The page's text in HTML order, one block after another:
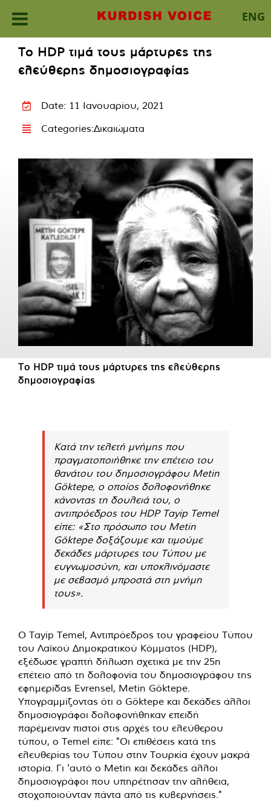
ENG
content
Το HDP τιμά τους μάρτυρες της
ελεύθερης δημοσιογραφίας
Date: 11 Ιανουαρίου, 2021
Categories:Δικαιώματα
Το HDP τιμά τους μάρτυρες της ελεύθερης
δημοσιογραφίας
Κατά την τελετή μνήμης που
πραγματοποιήθηκε την επέτειο του
θανάτου του δημοσιογράφου Metin
Göktepe, ο οποίος δολοφονήθηκε
κάνοντας τη δουλειά του, ο
αντιπρόεδρος του HDP Tayip Temel
είπε: «Στο πρόσωπο του Metin
Göktepe δοξάζουμε και τιμούμε
δεκάδες μάρτυρες του Τύπου με
ευγνωμοσύνη, και υποκλινόμαστε
με σεβασμό μπροστά στη μνήμη
τους».
Ο Tayip Temel, Αντιπρόεδρος του γραφείου Τύπου
του Λαϊκού Δημοκρατικού Κόμματος (HDP),
εξέδωσε γραπτή δήλωση σχετικά με την 25η
επέτειο από τη δολοφονία του δημοσιογράφου της
εφημερίδας Evrensel, Metin Göktepe.
Υπογραμμίζοντας ότι ο Göktepe και δεκάδες άλλοι
δημοσιογράφοι δολοφονήθηκαν επειδή
παρέμειναν πιστοί στις αρχές του ελεύθερου
τύπου, ο Temel είπε: "Οι επιθέσεις κατά της
ελευθερίας του Τύπου στην Τουρκία έχουν μακρά
ιστορία. Γι 'αυτό ο Metin και δεκάδες άλλοι
δημοσιογράφοι που υπηρέτησαν την αλήθεια,
στοχοποιούνταν πάντα από τις κυβερνήσεις."